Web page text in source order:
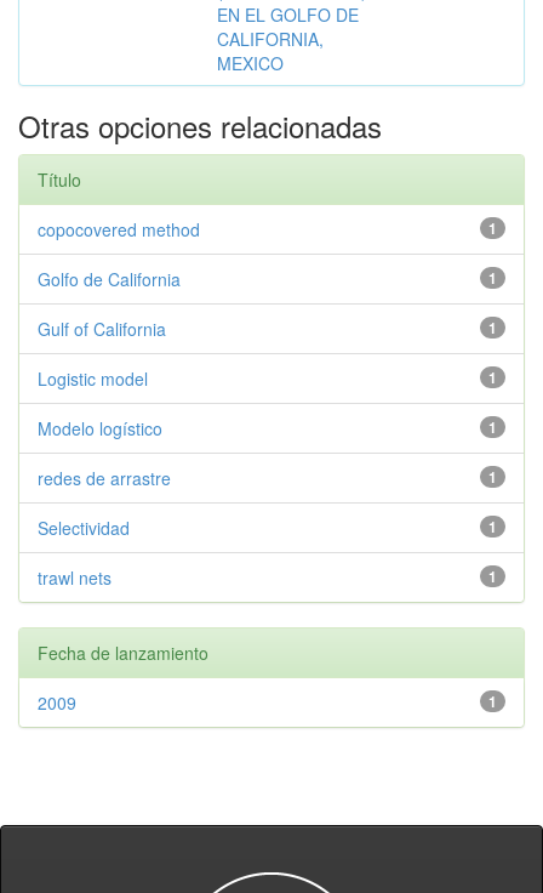
EN EL GOLFO DE
CALIFORNIA,
MEXICO
Otras opciones relacionadas
Título
1
copocovered method
1
Golfo de California
1
Gulf of California
1
Logistic model
1
Modelo logístico
1
redes de arrastre
1
Selectividad
1
trawl nets
Fecha de lanzamiento
1
2009